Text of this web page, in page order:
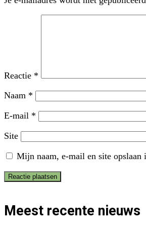
Reactie *
Naam *
E-mail *
Site
Mijn naam, e-mail en site opslaan
Meest recente nieuws